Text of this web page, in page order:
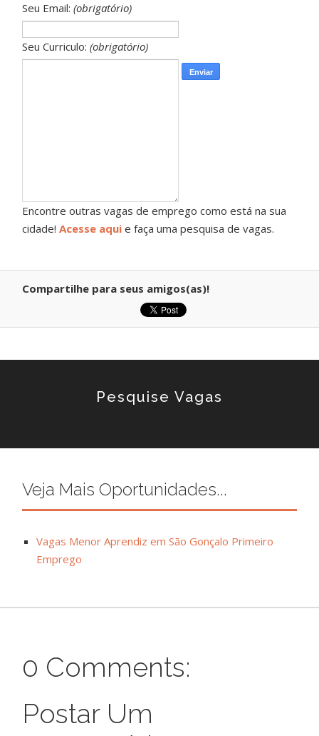
Seu Email:(obrigatório)
Seu Curriculo:(obrigatório)
Encontre outras vagas de emprego como está na sua
cidade!Acesse aqui e faça uma pesquisa de vagas.
Compartilhe para seus amigos(as)!
Pesquise Vagas
Veja Mais Oportunidades...
Vagas Menor Aprendiz em São Gonçalo Primeiro
Emprego
0 Comments:
Postar Um